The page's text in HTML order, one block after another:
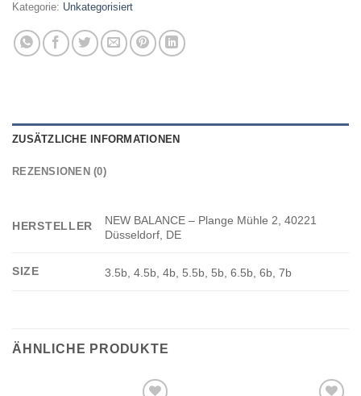
Kategorie: Unkategorisiert
ZUSÄTZLICHE INFORMATIONEN
REZENSIONEN (0)
HERSTELLER
NEW BALANCE – Plange Mühle 2, 40221
Düsseldorf, DE
SIZE 3.5b, 4.5b, 4b, 5.5b, 5b, 6.5b, 6b, 7b
ÄHNLICHE PRODUKTE